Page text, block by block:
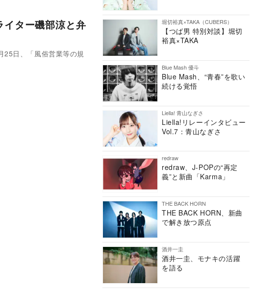
ター磯部涼と弁
日、「風俗営業等の規
堀切裕真×TAKA（CUBERS）
【つば男 特別対談】堀切
裕真×TAKA
Blue Mash 優斗
Blue Mash、“青春”を歌い
続ける覚悟
Liella! 青山なぎさ
Liella!リレーインタビュー
Vol.7：青山なぎさ
redraw
redraw、J-POPの“再定
義”と新曲「Karma」
THE BACK HORN
THE BACK HORN、新曲
で解き放つ原点
酒井一圭
酒井一圭、モナキの活躍
を語る